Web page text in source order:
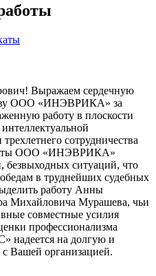
Выражаем сердечную
ООО «ИНЭВРИКА» за
работу в плоскости
сотрудничества
ООО «ИНЭВРИКА»
безвыходных ситуаций, что
в труднейших судебных
работу Анны
Михайловича Мурашева, чьи
совместные усилия
профессионализма
на долгую и
Вашей организацией.